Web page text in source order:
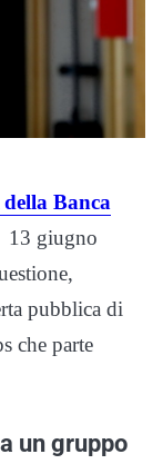
Banca
giugno
pubblica di
che parte
un gruppo